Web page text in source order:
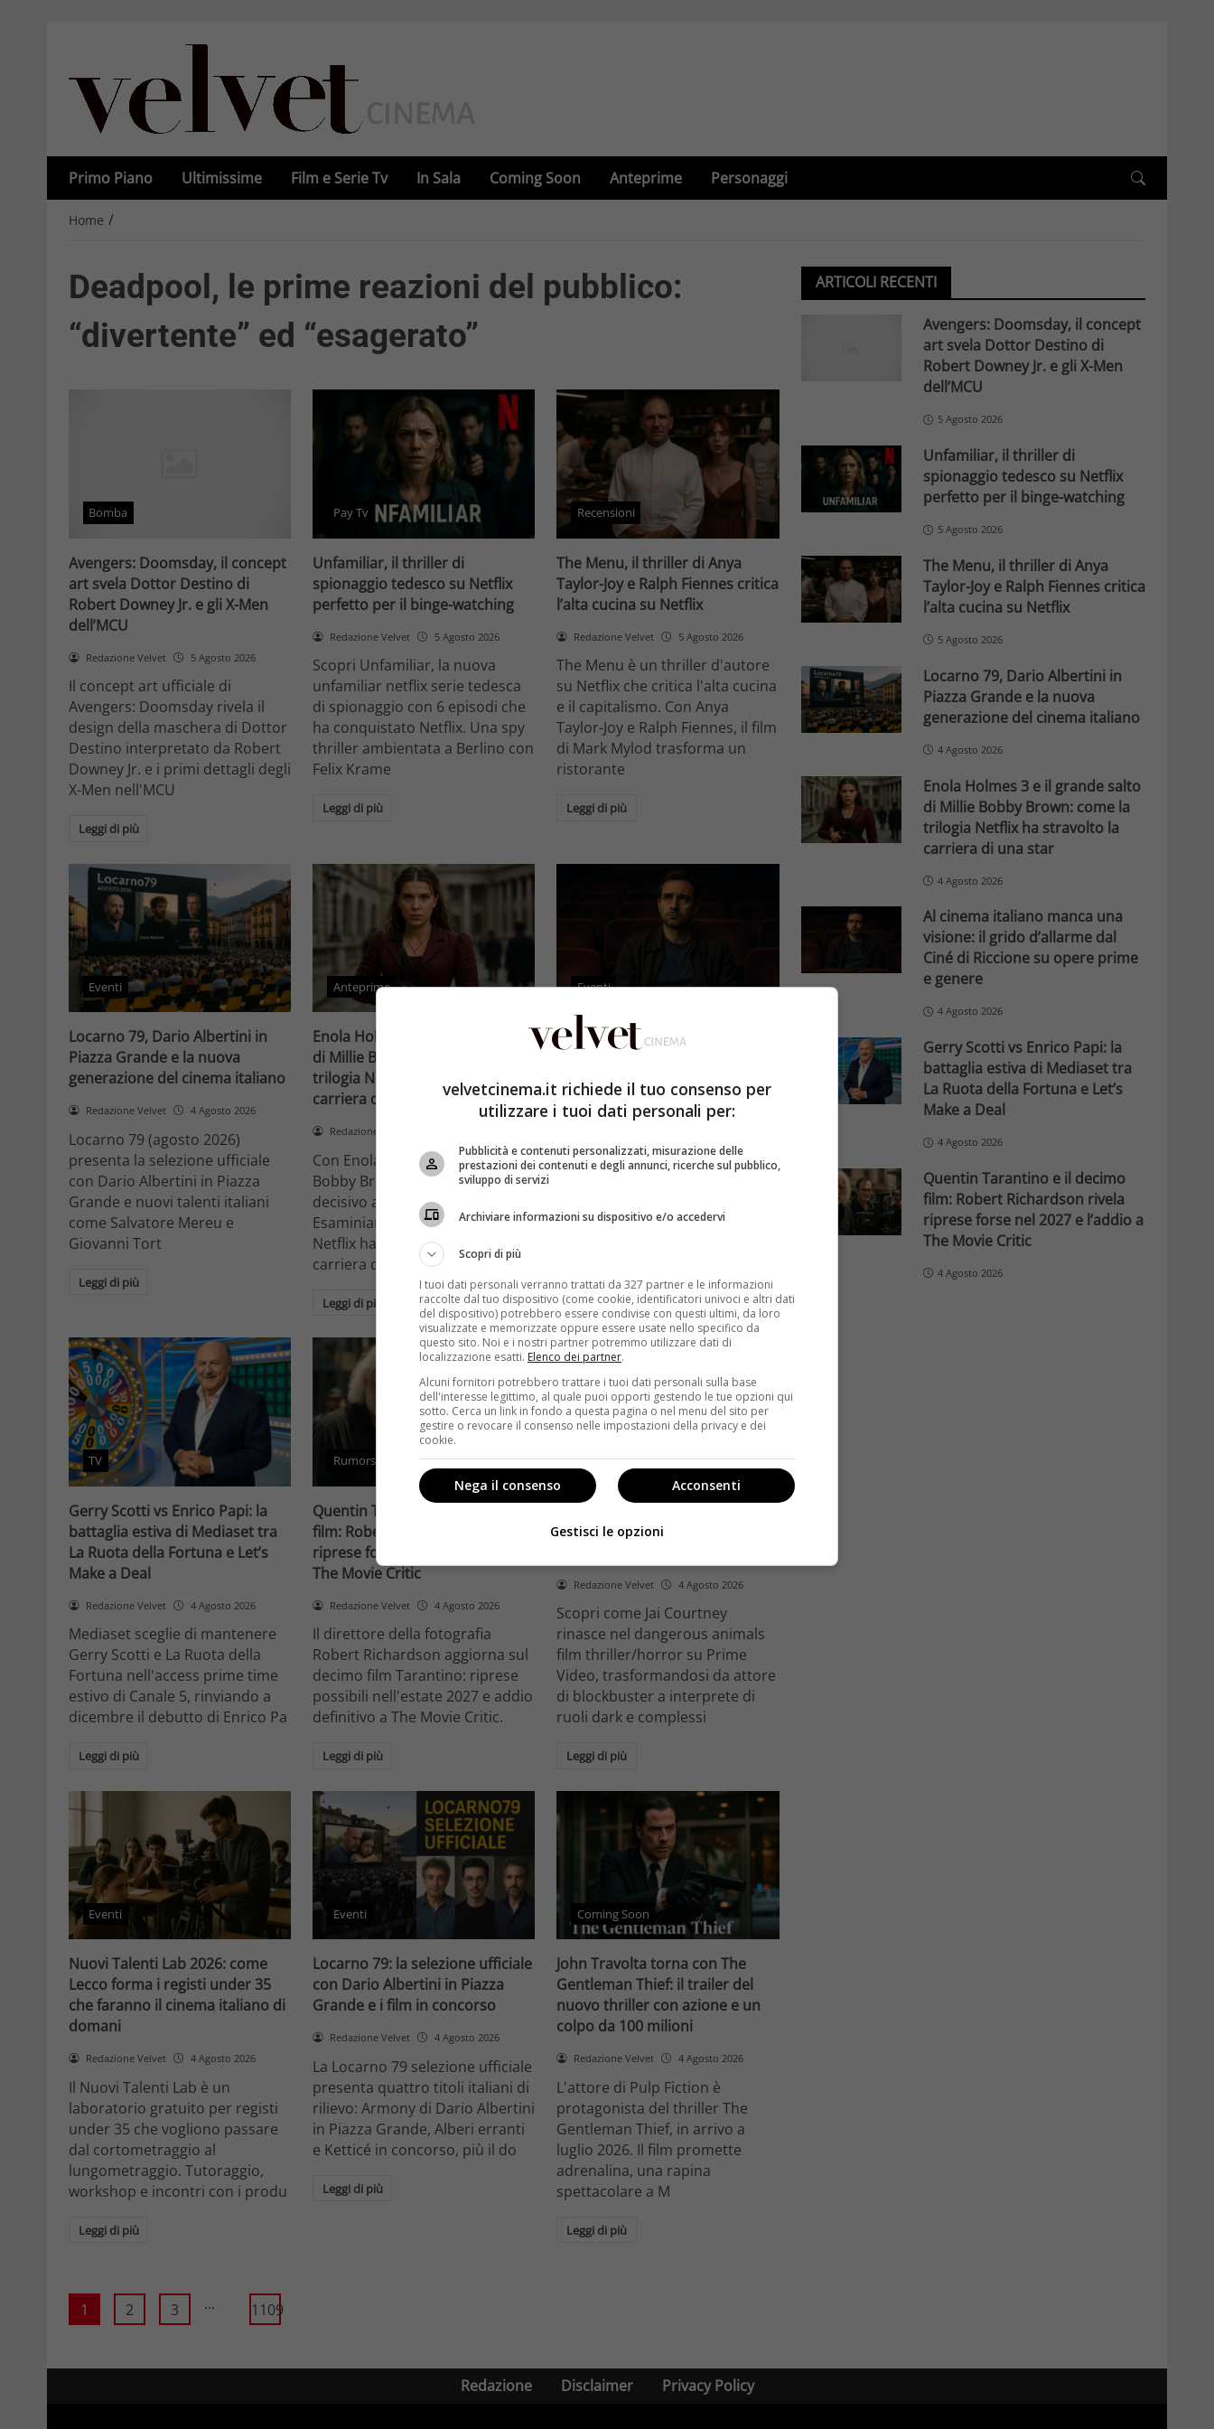
Primo Piano Ultimissime Film e Serie Tv In Sala Coming Soon Anteprime Personaggi
Home /
Deadpool, le prime reazioni del pubblico:
“divertente” ed “esagerato”
Bomba
Avengers: Doomsday, il concept
art svela Dottor Destino di
Robert Downey Jr. e gli X-Men
dell’MCU
Redazione Velvet 5 Agosto 2026
Il concept art ufficiale di
Avengers: Doomsday rivela il
design della maschera di Dottor
Destino interpretato da Robert
Downey Jr. e i primi dettagli degli
X-Men nell'MCU
Leggi di più
Pay Tv
Unfamiliar, il thriller di
spionaggio tedesco su Netflix
perfetto per il binge-watching
Redazione Velvet 5 Agosto 2026
Scopri Unfamiliar, la nuova
unfamiliar netflix serie tedesca
di spionaggio con 6 episodi che
ha conquistato Netflix. Una spy
thriller ambientata a Berlino con
Felix Krame
Leggi di più
Recensioni
The Menu, il thriller di Anya
Taylor-Joy e Ralph Fiennes critica
l’alta cucina su Netflix
Redazione Velvet 5 Agosto 2026
The Menu è un thriller d'autore
su Netflix che critica l'alta cucina
e il capitalismo. Con Anya
Taylor-Joy e Ralph Fiennes, il film
di Mark Mylod trasforma un
ristorante
Leggi di più
Eventi
Locarno 79, Dario Albertini in
Piazza Grande e la nuova
generazione del cinema italiano
Redazione Velvet 4 Agosto 2026
Locarno 79 (agosto 2026)
presenta la selezione ufficiale
con Dario Albertini in Piazza
Grande e nuovi talenti italiani
come Salvatore Mereu e
Giovanni Tort
Leggi di più
Anteprime
Enola Holmes 3 e il grande salto
di Millie Bobby Brown: come la
trilogia Netflix ha stravolto la
carriera di una star
Redazione Velvet
Con Enola Holmes 3, Millie
Bobby Brown compie un salto
decisivo a Hollywood.
Esaminiamo come la trilogia
Netflix ha trasformato la sua
carriera da attrice
Leggi di più
Eventi
Al cinema italiano manca una
Ciné di Riccione su opere prime
e genere
Il cinema italiano opere prime
ricambio generazionale e
Leggi di più
TV
Gerry Scotti vs Enrico Papi: la
battaglia estiva di Mediaset tra
La Ruota della Fortuna e Let’s
Make a Deal
Redazione Velvet 4 Agosto 2026
Mediaset sceglie di mantenere
Gerry Scotti e La Ruota della
Fortuna nell'access prime time
estivo di Canale 5, rinviando a
dicembre il debutto di Enrico Pa
Leggi di più
Rumors
Quentin Tarantino e il decimo
film: Robert Richardson rivela
riprese forse nel 2027 e l’addio a
The Movie Critic
Redazione Velvet 4 Agosto 2026
Il direttore della fotografia
Robert Richardson aggiorna sul
decimo film Tarantino: riprese
possibili nell'estate 2027 e addio
definitivo a The Movie Critic.
Leggi di più
Anteprime
Dangerous Animals su Prime
Redazione Velvet 4 Agosto 2026
Scopri come Jai Courtney
rinasce nel dangerous animals
film thriller/horror su Prime
Video, trasformandosi da attore
di blockbuster a interprete di
ruoli dark e complessi
Leggi di più
Eventi
Nuovi Talenti Lab 2026: come
Lecco forma i registi under 35
che faranno il cinema italiano di
domani
Redazione Velvet 4 Agosto 2026
Il Nuovi Talenti Lab è un
laboratorio gratuito per registi
under 35 che vogliono passare
dal cortometraggio al
lungometraggio. Tutoraggio,
workshop e incontri con i produ
Leggi di più
Eventi
Locarno 79: la selezione ufficiale
con Dario Albertini in Piazza
Grande e i film in concorso
Redazione Velvet 4 Agosto 2026
La Locarno 79 selezione ufficiale
presenta quattro titoli italiani di
rilievo: Armony di Dario Albertini
in Piazza Grande, Alberi erranti
e Ketticé in concorso, più il do
Leggi di più
Coming Soon
John Travolta torna con The
Gentleman Thief: il trailer del
nuovo thriller con azione e un
colpo da 100 milioni
Redazione Velvet 4 Agosto 2026
L'attore di Pulp Fiction è
protagonista del thriller The
Gentleman Thief, in arrivo a
luglio 2026. Il film promette
adrenalina, una rapina
spettacolare a M
Leggi di più
1 2 3 ... 1109
ARTICOLI RECENTI
Avengers: Doomsday, il concept
art svela Dottor Destino di
Robert Downey Jr. e gli X-Men
dell’MCU
5 Agosto 2026
Unfamiliar, il thriller di
spionaggio tedesco su Netflix
perfetto per il binge-watching
5 Agosto 2026
The Menu, il thriller di Anya
Taylor-Joy e Ralph Fiennes critica
l’alta cucina su Netflix
5 Agosto 2026
Locarno 79, Dario Albertini in
Piazza Grande e la nuova
generazione del cinema italiano
4 Agosto 2026
Enola Holmes 3 e il grande salto
di Millie Bobby Brown: come la
trilogia Netflix ha stravolto la
carriera di una star
4 Agosto 2026
Al cinema italiano manca una
visione: il grido d’allarme dal
Ciné di Riccione su opere prime
e genere
4 Agosto 2026
Gerry Scotti vs Enrico Papi: la
battaglia estiva di Mediaset tra
La Ruota della Fortuna e Let’s
Make a Deal
4 Agosto 2026
Quentin Tarantino e il decimo
film: Robert Richardson rivela
riprese forse nel 2027 e l’addio a
The Movie Critic
4 Agosto 2026
Redazione Disclaimer Privacy Policy
velvetcinema.it richiede il tuo consenso per
utilizzare i tuoi dati personali per:
Pubblicità e contenuti personalizzati, misurazione delle
prestazioni dei contenuti e degli annunci, ricerche sul pubblico,
sviluppo di servizi
Archiviare informazioni su dispositivo e/o accedervi
Scopri di più
I tuoi dati personali verranno trattati da 327 partner e le informazioni
raccolte dal tuo dispositivo (come cookie, identificatori univoci e altri dati
del dispositivo) potrebbero essere condivise con questi ultimi, da loro
visualizzate e memorizzate oppure essere usate nello specifico da
questo sito. Noi e i nostri partner potremmo utilizzare dati di
localizzazione esatti. Elenco dei partner.
Alcuni fornitori potrebbero trattare i tuoi dati personali sulla base
dell'interesse legittimo, al quale puoi opporti gestendo le tue opzioni qui
sotto. Cerca un link in fondo a questa pagina o nel menu del sito per
gestire o revocare il consenso nelle impostazioni della privacy e dei
cookie.
Acconsenti
Nega il consenso
Gestisci le opzioni